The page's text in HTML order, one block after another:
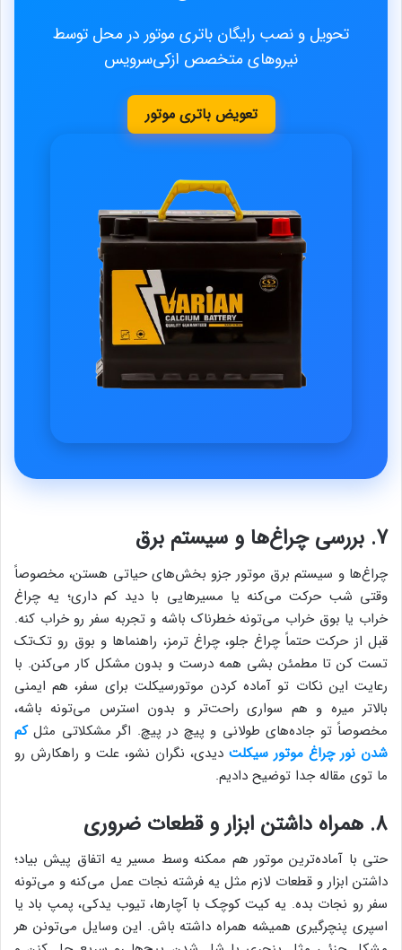
تحویل و نصب رایگان باتری موتور در محل توسط
نیروهای متخصص ازکی‌سرویس
تعویض باتری موتور
7. بررسی چراغ‌ها و سیستم برق
چراغ‌ها و سیستم برق موتور جزو بخش‌های حیاتی هستن، مخصوصاً
وقتی شب حرکت می‌کنه یا مسیرهایی با دید کم داری؛ یه چراغ
خراب یا بوق خراب می‌تونه خطرناک باشه و تجربه سفر رو خراب کنه.
قبل از حرکت حتماً چراغ جلو، چراغ ترمز، راهنماها و بوق رو تک‌تک
تست کن تا مطمئن بشی همه درست و بدون مشکل کار می‌کنن. با
رعایت این نکات تو آماده کردن موتورسیکلت برای سفر، هم ایمنی
بالاتر میره و هم سواری راحت‌تر و بدون استرس می‌تونه باشه،
مخصوصاً تو جاده‌های طولانی و پیچ در پیچ. اگر مشکلاتی مثلکم
شدن نور چراغ موتور سیکلت دیدی، نگران نشو، علت و راهکارش رو
ما توی مقاله جدا توضیح دادیم.
8. همراه داشتن ابزار و قطعات ضروری
حتی با آماده‌ترین موتور هم ممکنه وسط مسیر یه اتفاق پیش بیاد؛
داشتن ابزار و قطعات لازم مثل یه فرشته نجات عمل می‌کنه و می‌تونه
سفر رو نجات بده. یه کیت کوچک با آچارها، تیوب یدکی، پمپ باد یا
اسپری پنچرگیری همیشه همراه داشته باش. این وسایل می‌تونن هر